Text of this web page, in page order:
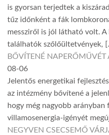
is gyorsan terjedtek a
tűz időnként a fák
messziről is jól látható volt.
találhatók szőlőültetvények,
BŐVÍTENÉ NAPERŐMŰVÉT
08-06
Jelentős energetikai
az intézmény bővítené a
hogy még nagyobb arányban
villamosenergia-igényét
NEGYVEN CSECSEMŐ